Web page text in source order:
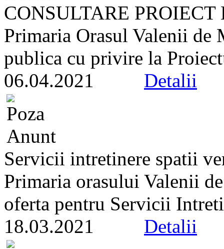
CONSULTARE PROIECT
Primaria Orasul Valenii de
publica cu privire la
06.04.2021 Detalii
Servicii intretinere spatii
Primaria orasului Valenii
oferta pentru Servicii
18.03.2021 Detalii